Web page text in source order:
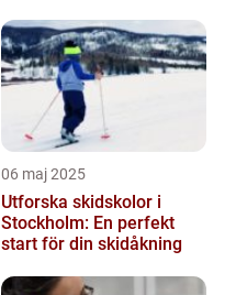
06 maj 2025
Utforska skidskolor i
Stockholm: En perfekt
start för din skidåkning